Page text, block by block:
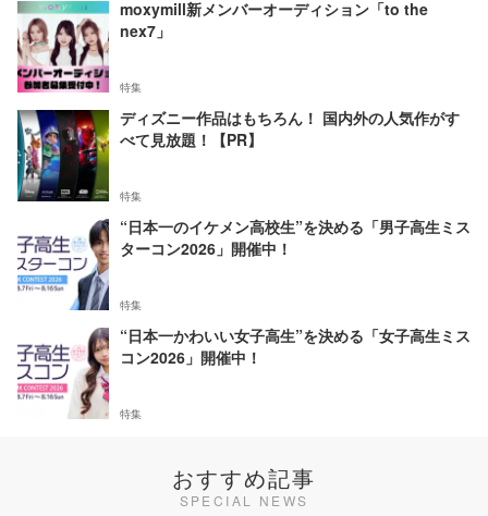
moxymill新メンバーオーディション「to the
nex7」
特集
ディズニー作品はもちろん！ 国内外の人気作がす
べて見放題！【PR】
特集
“日本一のイケメン高校生”を決める「男子高生ミス
ターコン2026」開催中！
特集
“日本一かわいい女子高生”を決める「女子高生ミス
コン2026」開催中！
特集
おすすめ記事
SPECIAL NEWS